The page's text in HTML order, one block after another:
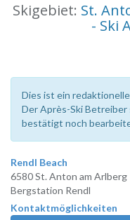
Skigebiet: St.
- Ski
Dies ist ein
Der Après-Ski
bestätigt noch
Rendl Beach
6580 St. Anton am Arlberg
Bergstation Rendl
Kontaktmöglichkeiten